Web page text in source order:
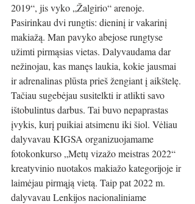
2019“, jis vyko „Žalgirio“ arenoje.
Pasirinkau dvi rungtis: dieninį ir vakarinį
makiažą. Man pavyko abejose rungtyse
užimti pirmąsias vietas. Dalyvaudama dar
nežinojau, kas manęs laukia, kokie jausmai
ir adrenalinas plūsta prieš žengiant į aikštelę.
Tačiau sugebėjau susitelkti ir atlikti savo
ištobulintus darbus. Tai buvo nepaprastas
įvykis, kurį puikiai atsimenu iki šiol. Vėliau
dalyvavau KIGSA organizuojamame
fotokonkurso „Metų vizažo meistras 2022“
kreatyvinio nuotakos makiažo kategorijoje ir
laimėjau pirmąją vietą. Taip pat 2022 m.
dalyvavau Lenkijos nacionaliniame